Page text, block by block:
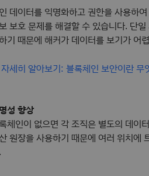
데이터를 익명화하고 권한을 사용하
보호 문제를 해결할 수 있습니다. 단
기 때문에 해커가 데이터를 보기가 어
세히 알아보기: 블록체인 보안이란 무
성 향상
체인이 없으면 각 조직은 별도의 데이
원장을 사용하기 때문에 여러 위치에